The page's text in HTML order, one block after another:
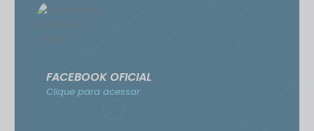
FACEBOOK OFICIAL
Clique para acessar